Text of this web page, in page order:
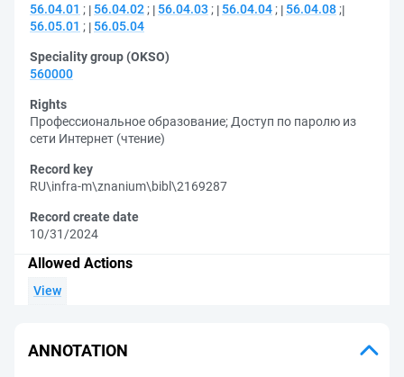
56.04.01 ; 56.04.02 ; 56.04.03 ; 56.04.04 ; 56.04.08 ;
56.05.01 ; 56.05.04
Speciality group (OKSO)
560000
Rights
Профессиональное образование; Доступ по паролю из
сети Интернет (чтение)
Record key
RU\infra-m\znanium\bibl\2169287
Record create date
10/31/2024
Allowed Actions
View
ANNOTATION